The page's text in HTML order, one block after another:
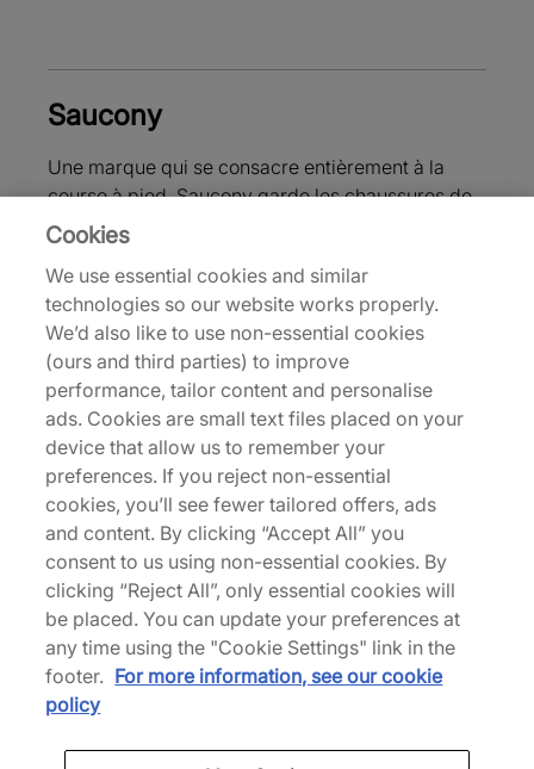
Saucony
Une marque qui se consacre entièrement à la
course à pied, Saucony garde les chaussures de
sport au centre de tout ce qu'elle fait. Démarrée
en 1898, la marque tire à la fois son nom et son
logo du ruisseau Saucony qui traverse Kutzown;
le site de la première usine de la marque. Depuis
sa création, Saucony a collaboré avec des
athlètes et des coureurs pour innover et améliorer
ses modèles, avec certains designs classiques
comme le Jazz et le Shadow qui restent des
favoris à ce jour. Notre sélection de Saucony
comprend de nombreux modèles iconiques, ainsi
que quelques nouveautés incontournables –
explorez notre collection et choisissez votre
préféré.
Haut de page
Cookies
We use essential cookies and similar
technologies so our website works properly.
We’d also like to use non-essential cookies
(ours and third parties) to improve
performance, tailor content and personalise
ads. Cookies are small text files placed on your
device that allow us to remember your
preferences. If you reject non-essential
cookies, you’ll see fewer tailored offers, ads
and content. By clicking “Accept All” you
consent to us using non-essential cookies. By
clicking “Reject All”, only essential cookies will
be placed. You can update your preferences at
any time using the "Cookie Settings" link in the
footer. For more information, see our cookie
policy